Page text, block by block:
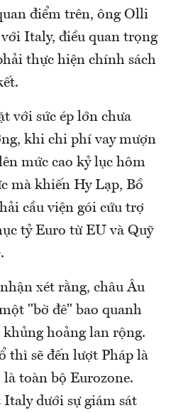
điểm trên, ông Olli
Italy, điều quan trọng
thực hiện chính sách
với sức ép lớn chưa
khi chi phí vay mượn
mức cao kỷ lục hôm
mà khiến Hy Lạp, Bồ
cầu viện gói cứu trợ
tỷ Euro từ EU và Quỹ
xét rằng, châu Âu
"bờ đê" bao quanh
hoảng lan rộng.
thì sẽ đến lượt Pháp là
là toàn bộ Eurozone.
dưới sự giám sát